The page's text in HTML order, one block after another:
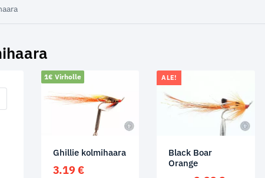
1€ Virholle
Ghillie kolmihaara
3.19 €
ALE!
Black Boar
Orange